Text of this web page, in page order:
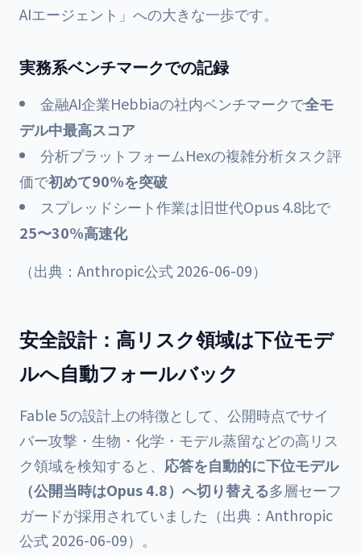
AIエージェント」への大きな一歩です。
実務系ベンチマークでの記録
金融AI企業Hebbiaの社内ベンチマークで全モ
デル中最高スコア
分析プラットフォームHexの複雑分析タスク評
価で初めて90%を突破
スプレッドシート作業は旧世代Opus 4.8比で
25〜30%高速化
（出典：Anthropic公式 2026-06-09）
安全設計：高リスク領域は下位モデ
ルへ自動フォールバック
Fable 5の設計上の特徴として、公開時点でサイ
バー攻撃・生物・化学・モデル蒸留などの高リス
ク領域を検知すると、 応答を自動的に下位モデル
（公開当時はOpus 4.8）へ切り替える多層セーフ
ガードが採用されていました（出典：Anthropic
公式 2026-06-09）。